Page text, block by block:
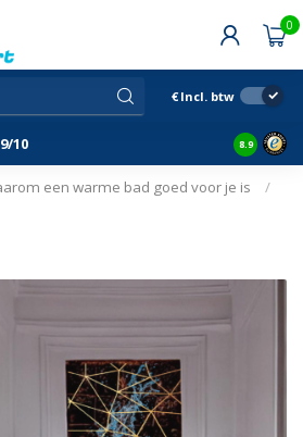
0
€ Incl. btw
10 8.9
een warme bad goed voor je is
/